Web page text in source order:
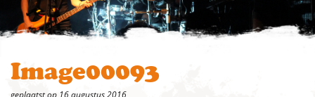
Image00093
geplaatst op 16 augustus 2016